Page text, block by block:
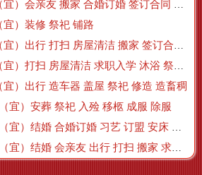
2026.8.5黄历查询：（宜）会亲友 搬家 合婚订婚 签订合同 搬新房 订盟
宜）装修 祭祀 铺路
2026.8.3黄历查询：（宜）出行 打扫 房屋清洁 搬家 签订合同 交易
2026.8.2黄历查询：（宜）打扫 房屋清洁 求职入学 沐浴 祭祀 牧养
）出行 造车器 盖屋 祭祀 修造 造畜稠
宜）安葬 祭祀 入殓 移柩 成服 除服
2026.7.30黄历查询：（宜）结婚 合婚订婚 习艺 订盟 安床 沐浴
2026.7.29黄历查询：（宜）结婚 会亲友 出行 打扫 搬家 求职入学